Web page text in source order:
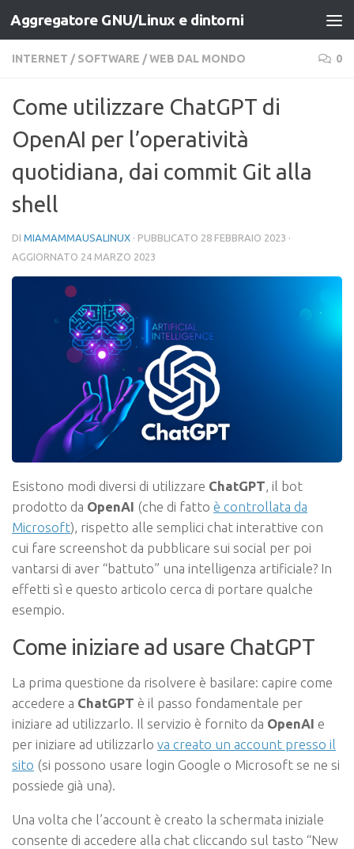
Salta al contenuto
Aggregatore GNU/Linux e dintorni
INTERNET / SOFTWARE /WEB DAL MONDO 0
Come utilizzare ChatGPT di
OpenAI per l’operatività
quotidiana, dai commit Git alla
shell
DI MIAMAMMAUSALINUX · PUBBLICATO 28 FEBBRAIO 2023 ·
AGGIORNATO 24 MARZO 2023
Esistono modi diversi di utilizzare ChatGPT , il bot
prodotto da OpenAI (che di fatto è controllata da
Microsoft), rispetto alle semplici chat interattive con
cui fare screenshot da pubblicare sui social per poi
vantarsi di aver “battuto” una intelligenza artificiale? In
effetti sì e questo articolo cerca di portare qualche
esempio.
Come iniziare ad usare ChatGPT
La prima questione da risolvere è basilare: capire come
accedere a ChatGPT è il passo fondamentale per
iniziare ad utilizzarlo. Il servizio è fornito da OpenAI e
per iniziare ad utilizzarlo va creato un account presso il
sito (si possono usare login Google o Microsoft se ne si
possiede già una).
Una volta che l’account è creato la schermata iniziale
consente di accedere alla chat cliccando sul tasto “New